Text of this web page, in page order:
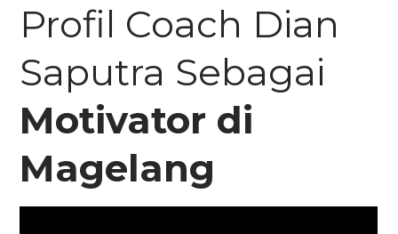
Profil Coach Dian
Saputra Sebagai
Motivator di
Magelang